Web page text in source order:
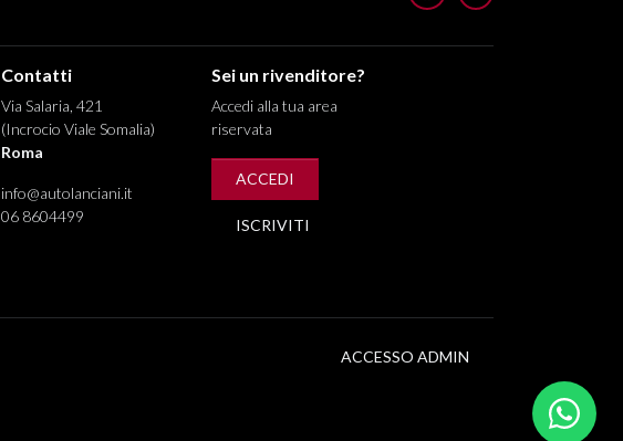
Contatti
Via Salaria, 421
(Incrocio Viale Somalia)
Roma
info@autolanciani.it
06 8604499
Sei un rivenditore?
Accedi alla tua area
riservata
ACCEDI
ISCRIVITI
ACCESSO ADMIN